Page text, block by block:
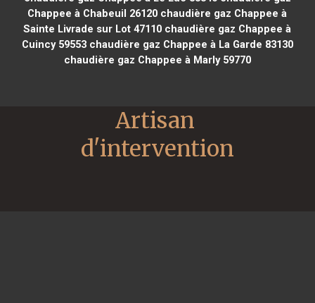
Chappee à Chabeuil 26120 chaudière gaz Chappee à
Sainte Livrade sur Lot 47110 chaudière gaz Chappee à
Cuincy 59553chaudière gaz Chappee à La Garde 83130
chaudière gaz Chappee à Marly 59770
Artisan
d'intervention